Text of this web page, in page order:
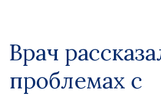
Врач
проблемах с